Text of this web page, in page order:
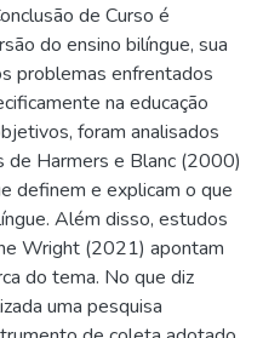
de Curso é
do ensino bilíngue, sua
problemas enfrentados
na educação
foram analisados
de Harmers e Blanc (2000)
definem e explicam o que
Além disso, estudos
Wright (2021) apontam
do tema. No que diz
uma pesquisa